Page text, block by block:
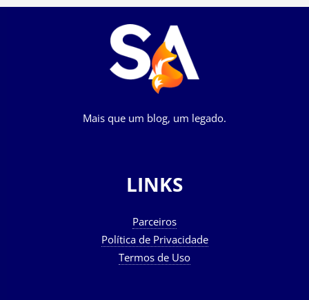
Mais que um blog, um legado.
LINKS
Parceiros
Política de Privacidade
Termos de Uso